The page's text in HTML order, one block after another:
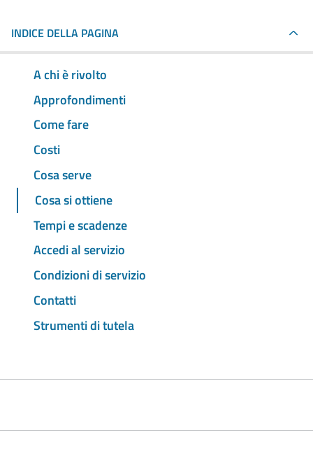
INDICE DELLA PAGINA
A chi è rivolto
Approfondimenti
Come fare
Costi
Cosa serve
Cosa si ottiene
Tempi e scadenze
Accedi al servizio
Condizioni di servizio
Contatti
Strumenti di tutela